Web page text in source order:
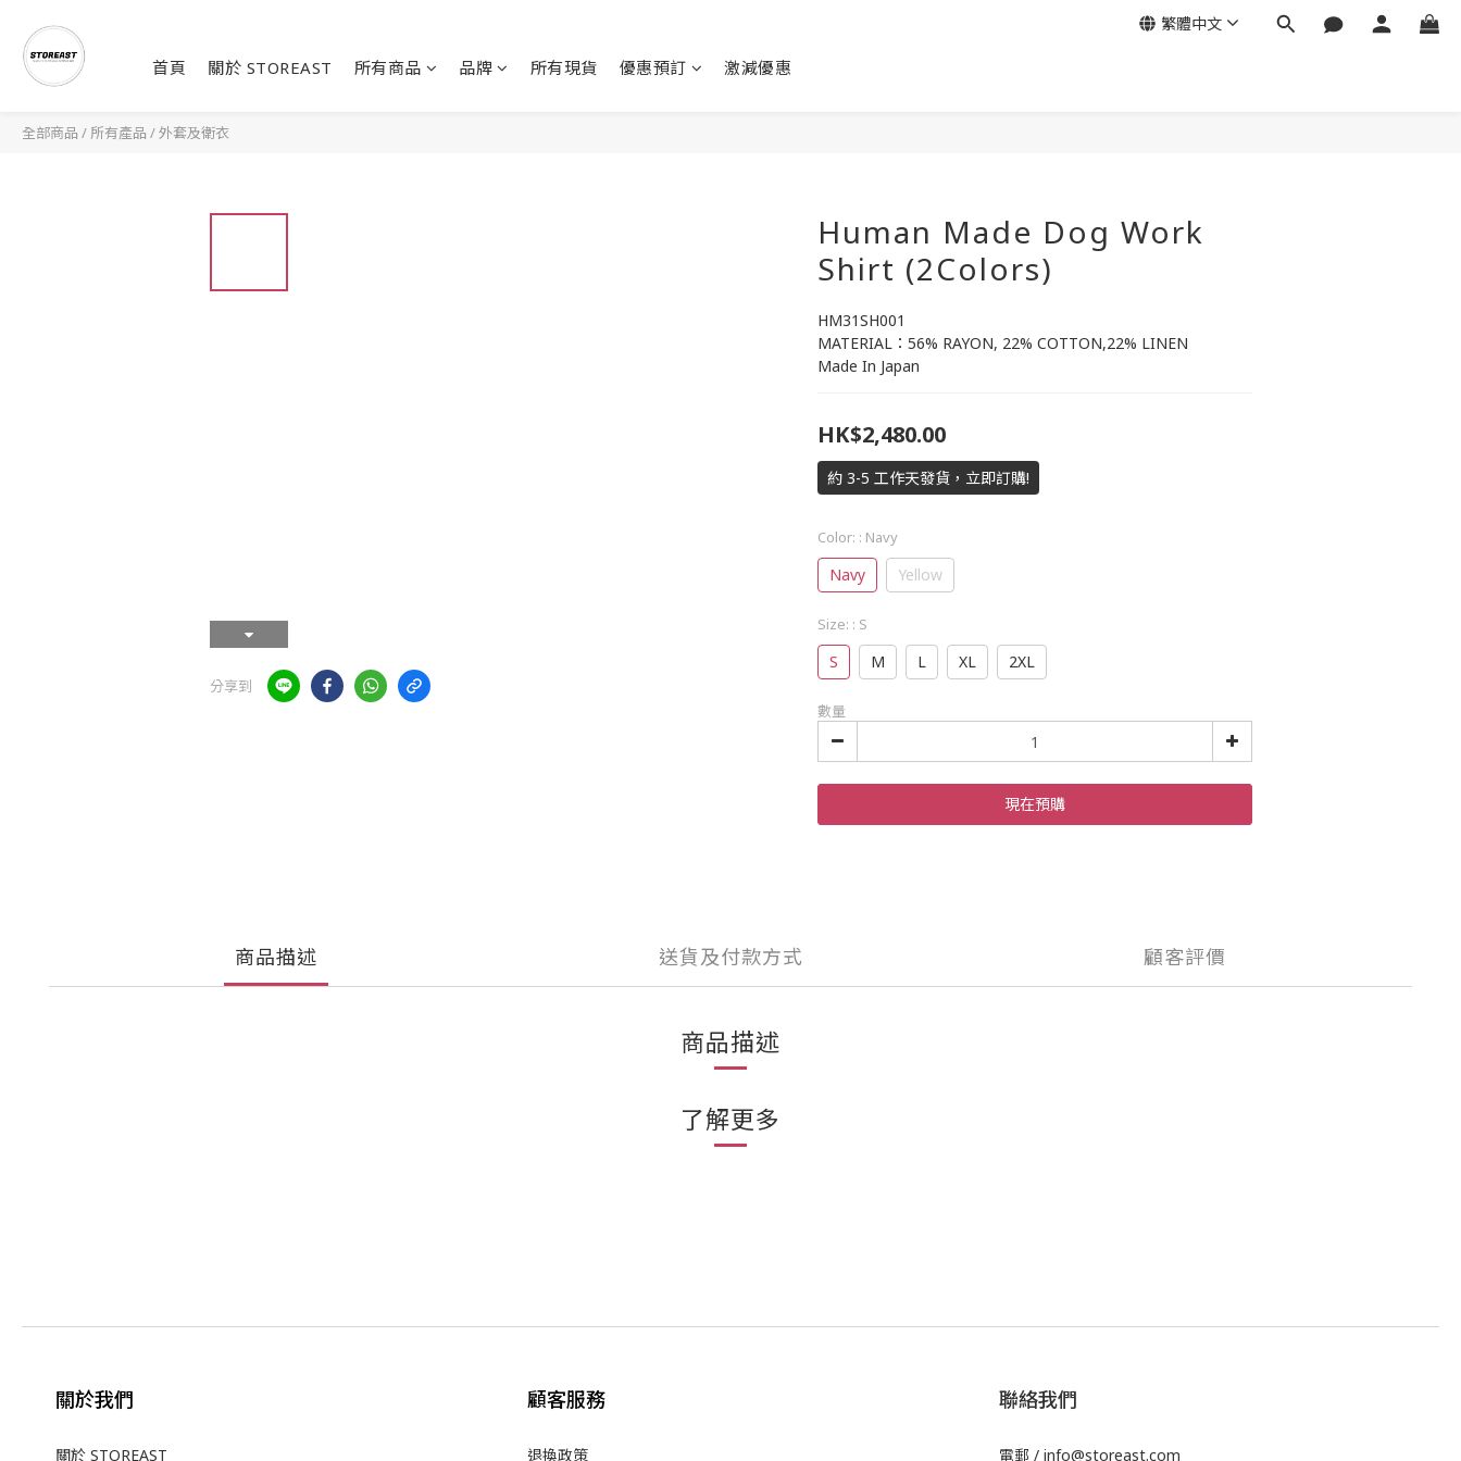
首頁 關於 STOREAST 所有商品 品牌 所有現貨 優惠預訂 激減優惠
繁體中文
全部商品 / 所有產品 /外套及衛衣
分享到
Human Made Dog Work
Shirt (2Colors)
HM31SH001
MATERIAL：56% RAYON, 22% COTTON,22% LINEN
Made In Japan
HK$2,480.00
約 3-5 工作天發貨，立即訂購!
Color: : Navy
Navy Yellow
Size: : S
S M L XL 2XL
數量
現在預購
商品描述 送貨及付款方式 顧客評價
商品描述
了解更多
關於我們
關於 STOREAST
顧客服務
退換政策
聯絡我們
電郵 / info@storeast.com